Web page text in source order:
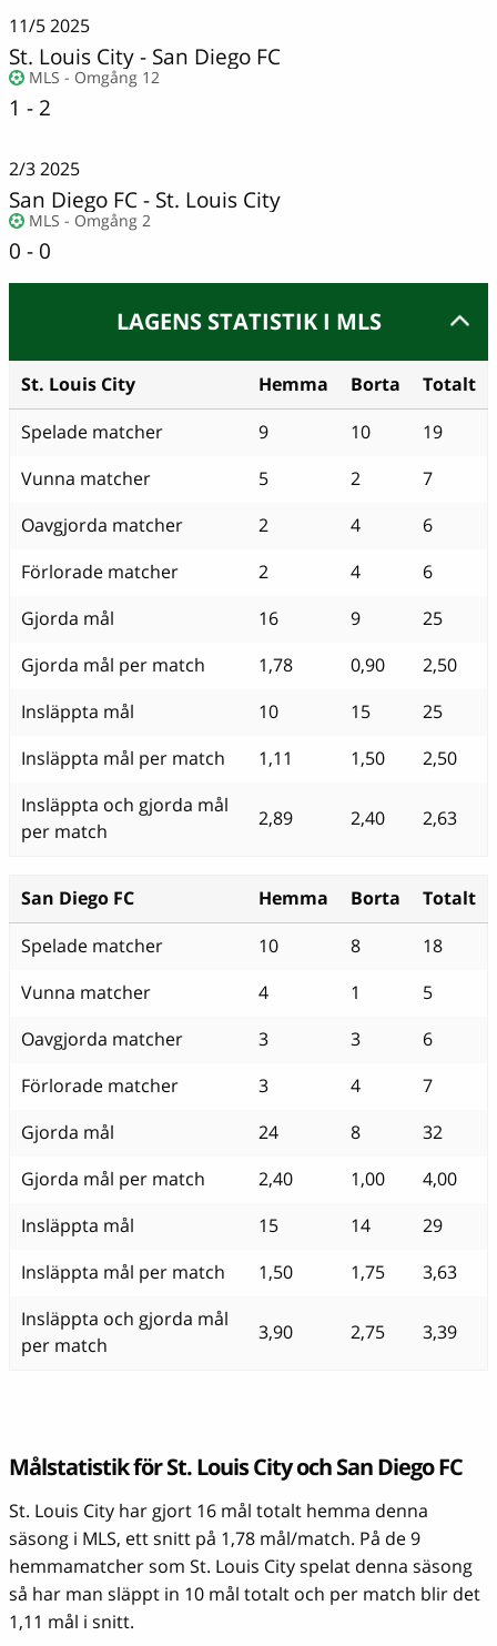
11/52025
St. Louis City- San Diego FC
MLS - Omgång 12
1 - 2
2/32025
San Diego FC- St. Louis City
MLS - Omgång 2
0 - 0
LAGENS STATISTIK I MLS
St. Louis City Hemma Borta
Totalt
Spelade matcher
9 10
19
Vunna matcher
5 2
7
Oavgjorda matcher
2 4
6
Förlorade matcher
2 4
6
Gjorda mål
16 9
25
Gjorda mål per match
1,78 0,90
2,50
Insläppta mål
10 15
25
Insläppta mål per match
1,11 1,50
2,50
Insläppta och gjorda mål
per match
2,89 2,40 2,63
San Diego FC Hemma Borta
Totalt
Spelade matcher
10 8
18
Vunna matcher
4 1
5
Oavgjorda matcher
3 3
6
Förlorade matcher
3 4
7
Gjorda mål
24 8
32
Gjorda mål per match
2,40 1,00
4,00
Insläppta mål
15 14
29
Insläppta mål per match
1,50 1,75
3,63
Insläppta och gjorda mål
per match
3,90 2,75 3,39
Målstatistik för St. Louis City och San Diego FC
St. Louis City har gjort 16 mål totalt hemma denna
säsong i MLS, ett snitt på 1,78 mål/match. På de 9
hemmamatcher som St. Louis City spelat denna säsong
så har man släppt in 10 mål totalt och per match blir det
1,11 mål i snitt.